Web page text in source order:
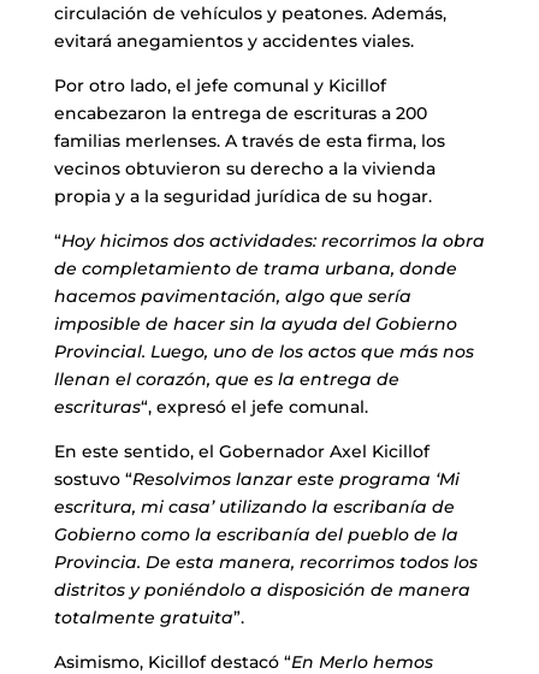
circulación de vehículos y peatones. Además,
evitará anegamientos y accidentes viales.
Por otro lado, el jefe comunal y Kicillof
encabezaron la entrega de escrituras a 200
familias merlenses. A través de esta firma, los
vecinos obtuvieron su derecho a la vivienda
propia y a la seguridad jurídica de su hogar.
“Hoy hicimos dos actividades: recorrimos la obra
de completamiento de trama urbana, donde
hacemos pavimentación, algo que sería
imposible de hacer sin la ayuda del Gobierno
Provincial. Luego, uno de los actos que más nos
llenan el corazón, que es la entrega de
escrituras“, expresó el jefe comunal.
En este sentido, el Gobernador Axel Kicillof
sostuvo “Resolvimos lanzar este programa ‘Mi
escritura, mi casa’ utilizando la escribanía de
Gobierno como la escribanía del pueblo de la
Provincia. De esta manera, recorrimos todos los
distritos y poniéndolo a disposición de manera
totalmente gratuita”.
Asimismo, Kicillof destacó “En Merlo hemos